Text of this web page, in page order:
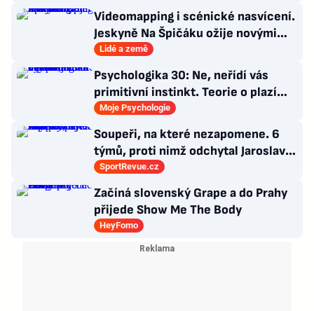
Videomapping i scénické nasvícení.
Jeskyně Na Špičáku ožije novými
technologiemi
Lidé a země
Psychologika 30: Ne, neřídí vás
primitivní instinkt. Teorie o plazím
mozku jen dokonalá výmluva
Moje Psychologie
Soupeři, na které nezapomene. 6
týmů, proti nimž odchytal Jaroslav
Drobný nejvíc zápasů v kariéře
SportRevue.cz
Začíná slovenský Grape a do Prahy
přijede Show Me The Body
HeyFomo